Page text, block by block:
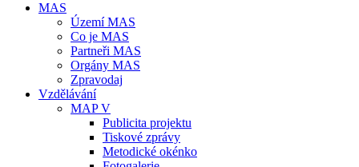
MAS
Území MAS
Co je MAS
Partneři MAS
Orgány MAS
Zpravodaj
Vzdělávání
MAP V
Publicita projektu
Tiskové zprávy
Metodické okénko